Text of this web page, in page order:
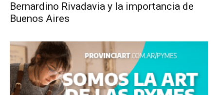
Bernardino Rivadavia y la importancia de
Buenos Aires